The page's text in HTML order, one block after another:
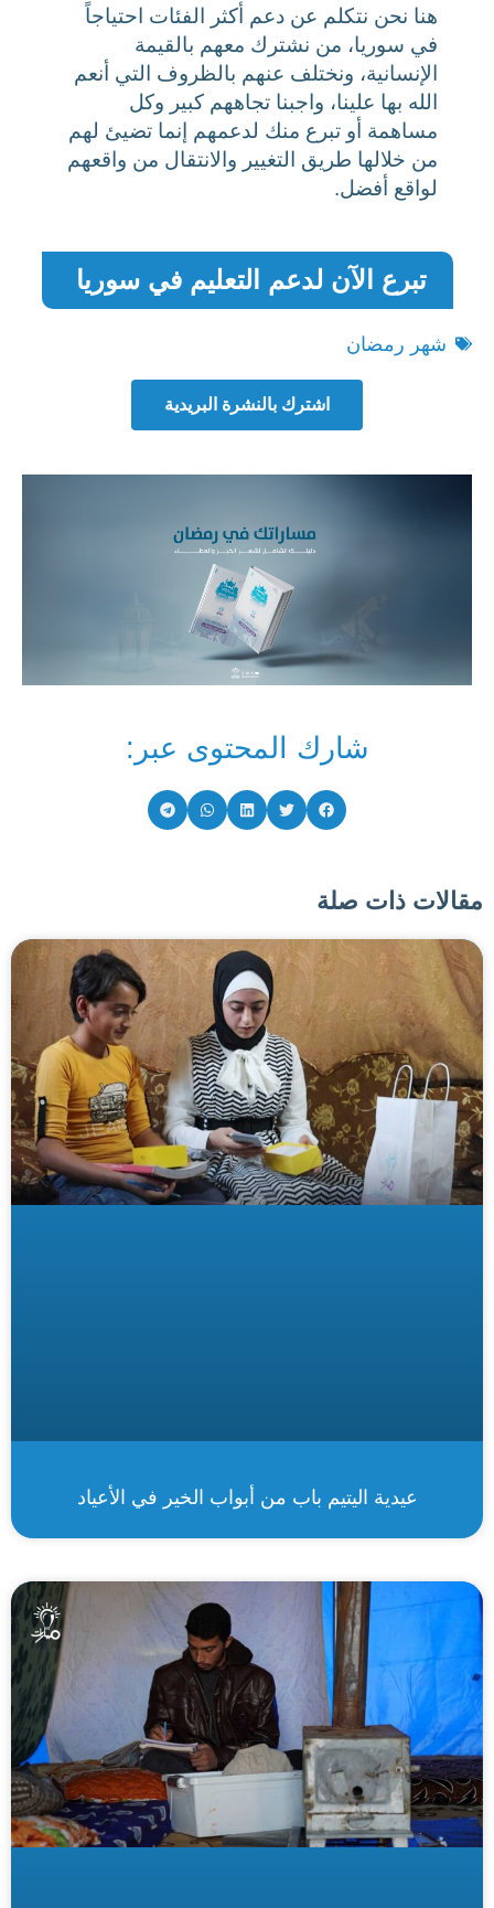
هنا نحن نتكلم عن دعم أكثر الفئات احتياجاً
في سوريا، من نشترك معهم بالقيمة
الإنسانية، ونختلف عنهم بالظروف التي أنعم
الله بها علينا، واجبنا تجاههم كبير وكل
مساهمة أو تبرع منك لدعمهم إنما تضيئ لهم
من خلالها طريق التغيير والانتقال من واقعهم
لواقع أفضل.
تبرع الآن لدعم التعليم في سوريا
شهر رمضان
اشترك بالنشرة البريدية
شارك المحتوى عبر:
مقالات ذات صلة
عيدية اليتيم باب من أبواب الخير في الأعياد